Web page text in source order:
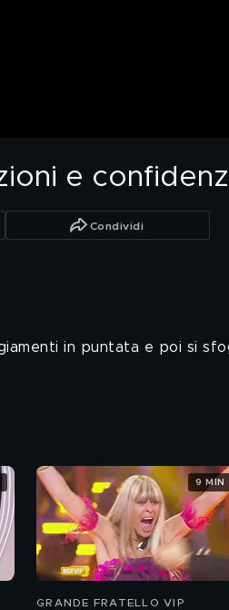
e
Condividi
in puntata e poi si
GRANDE FRATELLO VIP
9 MIN